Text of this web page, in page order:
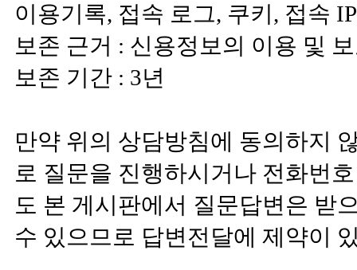
이용기록, 접속 로그, 쿠키, 접속
보존 근거 : 신용정보의 이용 및
보존 기간 : 3년
만약 위의 상담방침에 동의하지
로 질문을 진행하시거나 전화번
도 본 게시판에서 질문답변은 받
수 있으므로 답변전달에 제약이